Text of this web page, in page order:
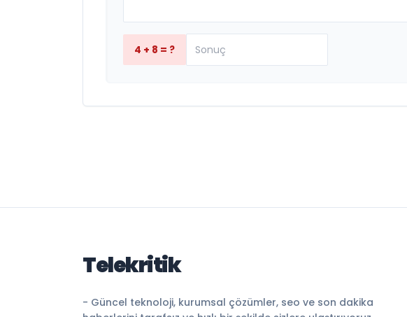
4 + 8 = ?
Telekritik
- Güncel teknoloji, kurumsal çözümler, seo ve son dakika